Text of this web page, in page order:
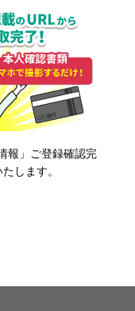
報」ご登録確認完
します。